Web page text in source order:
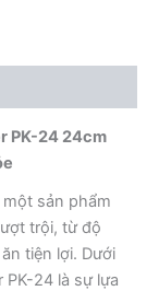
PK-24 24cm
sản phẩm
trội, từ độ
tiện lợi. Dưới
PK-24 là sự lựa